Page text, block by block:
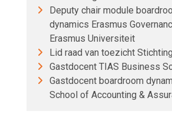
Deputy chair module
dynamics Erasmus
Erasmus Universiteit
Lid raad van toezicht
Gastdocent TIAS Business
Gastdocent boardroom
School of Accounting &